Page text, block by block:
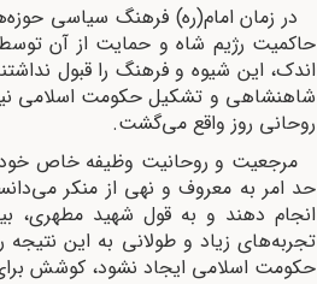
در زمان امام(ره) فرهنگ سیاسی
حاکمیت رژیم شاه و حمایت از آن
اندک، این شیوه و فرهنگ را قبول
شاهنشاهی و تشکیل حکومت اسلامی
روحانی روز واقع می‌گشت.
مرجعیت و روحانیت وظیفه خاص خود
حد امر به معروف و نهی از منکر
انجام دهند و به قول شهید مطهری،
تجربه‌های زیاد و طولانی به این نتیجه
حکومت اسلامی ایجاد نشود، کوشش